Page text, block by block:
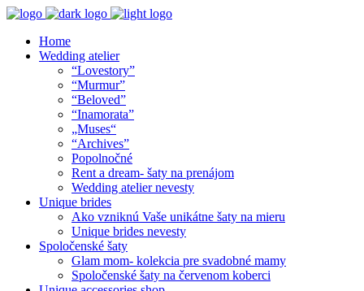
Home
Wedding atelier
“Lovestory”
“Murmur”
“Beloved”
“Inamorata”
„Muses“
“Archives”
Popolnočné
Rent a dream- šaty na prenájom
Wedding atelier nevesty
Unique brides
Ako vzniknú Vaše unikátne šaty na mieru
Unique brides nevesty
Spoločenské šaty
Glam mom- kolekcia pre svadobné mamy
Spoločenské šaty na červenom koberci